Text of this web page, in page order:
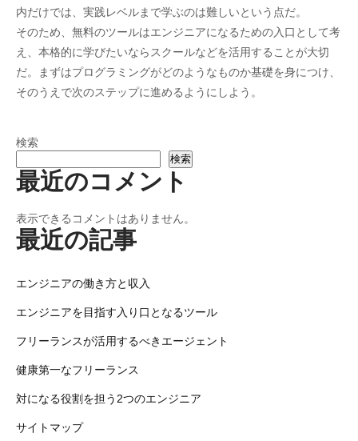
内だけでは、実践レベルまで学ぶのは難しいという点だ。
そのため、無料のツールはエンジニアになるための入口として考
え、本格的に学びたいならスクールなどを活用することが大切
だ。まずはプログラミングがどのようなものか基礎を身につけ、
そのうえで次のステップに進めるようにしよう。
検索
検索
最近のコメント
表示できるコメントはありません。
最近の記事
エンジニアの働き方と収入
エンジニアを目指す入り口となるツール
フリーランスが活用するべきエージェント
健康第一なフリーランス
対になる役割を担う2つのエンジニア
サイトマップ